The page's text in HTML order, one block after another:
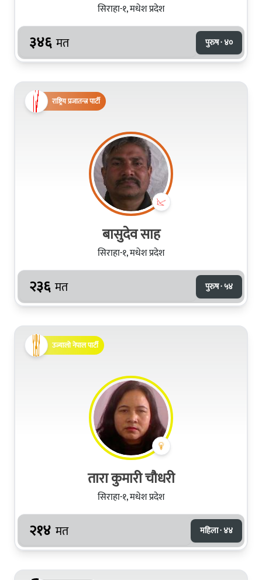
सिराहा-१, मधेश प्रदेश
३४६ मत पुरुष · ४०
राष्ट्रिय प्रजातन्त्र पार्टी
बासुदेव साह
सिराहा-१, मधेश प्रदेश
२३६ मत पुरुष · ५४
उज्यालो नेपाल पार्टी
तारा कुमारी चौधरी
सिराहा-१, मधेश प्रदेश
२१४ मत महिला · ४४